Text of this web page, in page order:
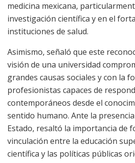
medicina mexicana,
investigación científica y en el
instituciones de salud.
Asimismo, señaló que este
visión de una universidad
grandes causas sociales y con la
profesionistas capaces de
contemporáneos desde el
sentido humano. Ante la
Estado, resaltó la importancia de
vinculación entre la educación
científica y las políticas públicas